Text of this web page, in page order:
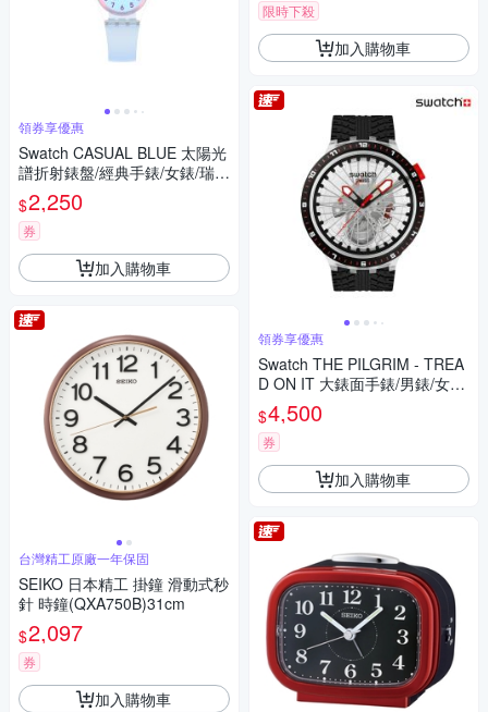
領券享優惠
Swatch CASUAL BLUE 太陽光
譜折射錶盤/經典手錶/女錶/瑞士
製造 LK396 (25mm)
$2,250
券
加入購物車
台灣精工原廠一年保固
SEIKO 日本精工 掛鐘 滑動式秒
針 時鐘(QXA750B)31cm
$2,097
券
加入購物車
限時下殺
加入購物車
領券享優惠
Swatch THE PILGRIM - TREA
D ON IT 大錶面手錶/男錶/女錶/
瑞士製造 SB05K103 (47mm)
$4,500
券
加入購物車